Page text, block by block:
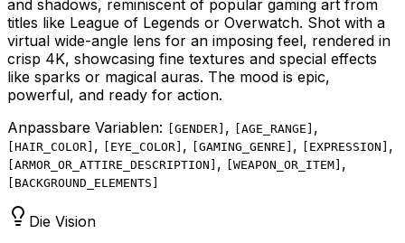
and shadows, reminiscent of popular gaming art from
titles like League of Legends or Overwatch. Shot with a
virtual wide-angle lens for an imposing feel, rendered in
crisp 4K, showcasing fine textures and special effects
like sparks or magical auras. The mood is epic,
powerful, and ready for action.
Anpassbare Variablen:
GENDER , AGE_RANGE ,
HAIR_COLOR , EYE_COLOR , GAMING_GENRE , EXPRESSION ,
ARMOR_OR_ATTIRE_DESCRIPTION , WEAPON_OR_ITEM ,
BACKGROUND_ELEMENTS
Die Vision